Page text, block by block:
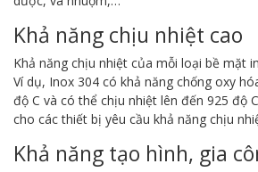
Khả năng chịu nhiệt cao
Khả năng chịu nhiệt của mỗi loại bề mặt
Ví dụ, Inox 304 có khả năng chống oxy
độ C và có thể chịu nhiệt lên đến 925 độ
cho các thiết bị yêu cầu khả năng chịu
Khả năng tạo hình, gia